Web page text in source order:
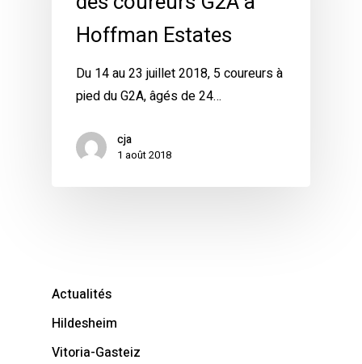
Hoffman Estates
Du 14 au 23 juillet 2018, 5 coureurs à
pied du G2A, âgés de 24…
cja
1 août 2018
Actualités
Hildesheim
Vitoria-Gasteiz